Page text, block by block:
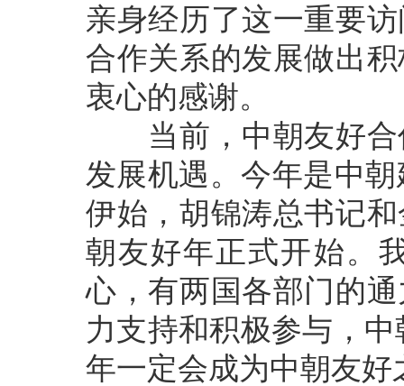
亲身经历了这一重要
合作关系的发展做出
衷心的感谢。
当前，中朝友好合
发展机遇。今年是中
伊始，胡锦涛总书记
朝友好年正式开始。
心，有两国各部门的
力支持和积极参与，
年一定会成为中朝友